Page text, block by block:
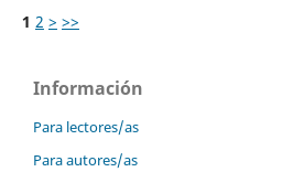
1 2 > >>
Información
Para lectores/as
Para autores/as